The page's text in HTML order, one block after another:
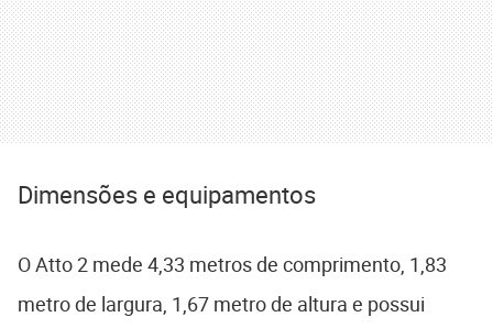
Dimensões e equipamentos
O Atto 2 mede 4,33 metros de comprimento, 1,83
metro de largura, 1,67 metro de altura e possui